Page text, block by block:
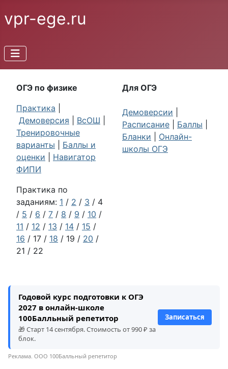
vpr-ege.ru
ОГЭ по физике
Практика
Демоверсия
ВсОШ
Тренировочные
варианты
Баллы и
оценки
Навигатор
ФИПИ
Практика по
заданиям: 1 / 2 / 3 / 4
/ 5 / 6 / 7 / 8 / 9 / 10 /
11 / 12 / 13 / 14 / 15 /
16 / 17 / 18 / 19 / 20 /
21 / 22
Для ОГЭ
Демоверсии
Расписание
Баллы
Бланки
Онлайн-
школы ОГЭ
Годовой курс подготовки к ОГЭ
2027 в онлайн-школе
100Балльный репетитор
🎁 Старт 14 сентября. Стоимость от 990 ₽ за
блок.
Записаться
Реклама. ООО 100Балльный репетитор